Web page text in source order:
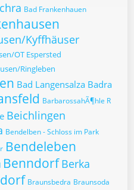
Bad Frankenhauen
Kyffhäuser
OT Espersted
Ringleben
Bad Langensalza Badra
BarbarossahÃ¶hle R
Beichlingen
Bendelben - Schloss im Park
Bendeleben
Benndorf Berka
Braunsbedra Braunsoda